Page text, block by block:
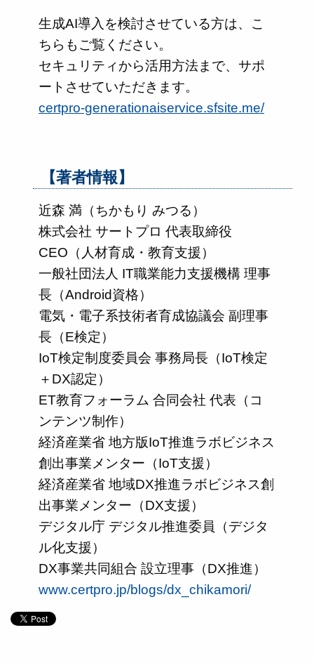
生成AI導入を検討させている方は、こ
ちらもご覧ください。
セキュリティから活用方法まで、サポ
ートさせていただきます。
certpro-generationaiservice.sfsite.me/
【著者情報】
近森 満（ちかもり みつる）
株式会社 サートプロ 代表取締役
CEO（人材育成・教育支援）
一般社団法人 IT職業能力支援機構 理事
長（Android資格）
電気・電子系技術者育成協議会 副理事
長（E検定）
IoT検定制度委員会 事務局長（IoT検定
＋DX認定）
ET教育フォーラム 合同会社 代表（コ
ンテンツ制作）
経済産業省 地方版IoT推進ラボビジネス
創出事業メンター（IoT支援）
経済産業省 地域DX推進ラボビジネス創
出事業メンター（DX支援）
デジタル庁 デジタル推進委員（デジタ
ル化支援）
DX事業共同組合 設立理事（DX推進）
www.certpro.jp/blogs/dx_chikamori/